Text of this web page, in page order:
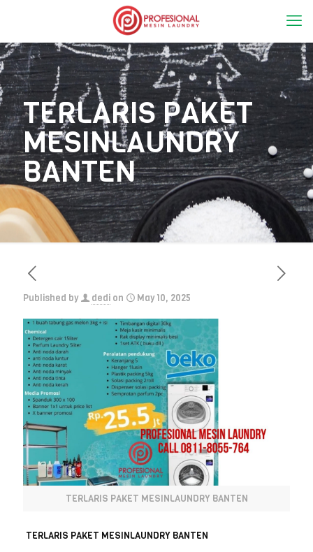
TERLARIS PAKET
MESINLAUNDRY
BANTEN
Published by dedi on May 10, 2025
TERLARIS PAKET MESINLAUNDRY BANTEN
TERLARIS PAKET MESINLAUNDRY BANTEN